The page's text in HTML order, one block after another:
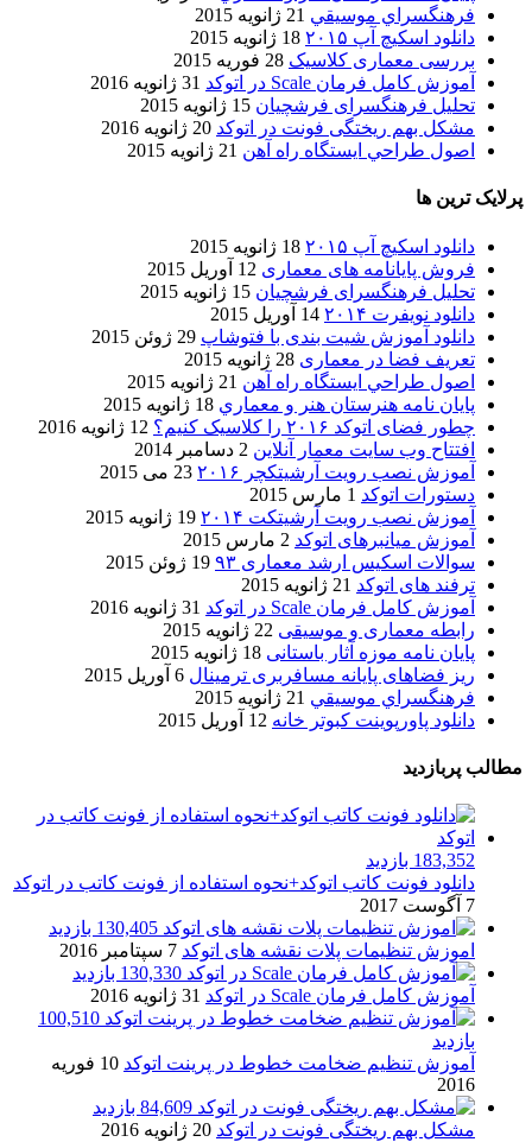
فرهنگسراي موسيقي 21 ژانویه 2015
دانلود اسکیچ آپ ۲۰۱۵
18 ژانویه 2015
بررسی معماری کلاسیک 28 فوریه 2015
آموزش کامل فرمان Scale در اتوکد
31 ژانویه 2016
تحلیل فرهنگسرای فرشچیان 15 ژانویه 2015
مشکل بهم ریختگی فونت در اتوکد 20 ژانویه 2016
اصول طراحي ایستگاه راه آهن 21 ژانویه 2015
پرلایک ترین ها
دانلود اسکیچ آپ ۲۰۱۵
18 ژانویه 2015
فروش پایانامه های معماری 12 آوریل 2015
تحلیل فرهنگسرای فرشچیان 15 ژانویه 2015
دانلود نویفرت ۲۰۱۴
14 آوریل 2015
دانلود آموزش شیت بندی با فتوشاپ 29 ژوئن 2015
تعریف فضا در معماری 28 ژانویه 2015
اصول طراحي ایستگاه راه آهن 21 ژانویه 2015
پایان نامه هنرستان هنر و معماري 18 ژانویه 2015
چطور فضای اتوکد ۲۰۱۶ را کلاسیک کنیم؟
12 ژانویه 2016
افتتاح وب سایت معمار آنلاین 2 دسامبر 2014
آموزش نصب رویت آرشیتکچر ۲۰۱۶
23 می 2015
دستورات اتوکد 1 مارس 2015
آموزش نصب رویت آرشیتکت ۲۰۱۴
19 ژانویه 2015
آموزش میانبرهای اتوکد 2 مارس 2015
سوالات اسکیس ارشد معماری ۹۳
19 ژوئن 2015
ترفند های اتوکد 21 ژانویه 2015
آموزش کامل فرمان Scale در اتوکد
31 ژانویه 2016
رابطه معماری و موسیقی 22 ژانویه 2015
پایان نامه موزه آثار باستانی 18 ژانویه 2015
ریز فضاهای پایانه مسافربری ترمینال 6 آوریل 2015
فرهنگسراي موسيقي 21 ژانویه 2015
دانلود پاورپوینت کبوتر خانه 12 آوریل 2015
مطالب پربازدید
183,352 بازدید
دانلود فونت کاتب اتوکد+نحوه استفاده از فونت کاتب در اتوکد
7 آگوست 2017
130,405 بازدید
اموزش تنظیمات پلات نقشه های اتوکد 7 سپتامبر 2016
130,330 بازدید
آموزش کامل فرمان Scale در اتوکد
31 ژانویه 2016
100,510
بازدید
آموزش تنظیم ضخامت خطوط در پرینت اتوکد
10 فوریه
2016
84,609 بازدید
مشکل بهم ریختگی فونت در اتوکد 20 ژانویه 2016